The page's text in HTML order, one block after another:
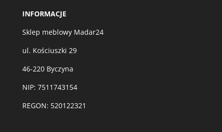
INFORMACJE
Sklep meblowy Madar24
ul. Kościuszki 29
46-220 Byczyna
NIP: 7511743154
REGON: 520122321